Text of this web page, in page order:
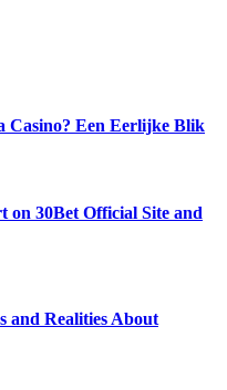
Casino? Een Eerlijke Blik
on 30Bet Official Site and
and Realities About